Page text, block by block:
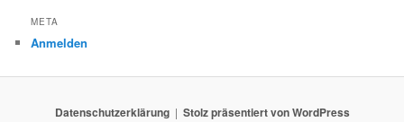
META
Anmelden
Datenschutzerklärung Stolz präsentiert von WordPress